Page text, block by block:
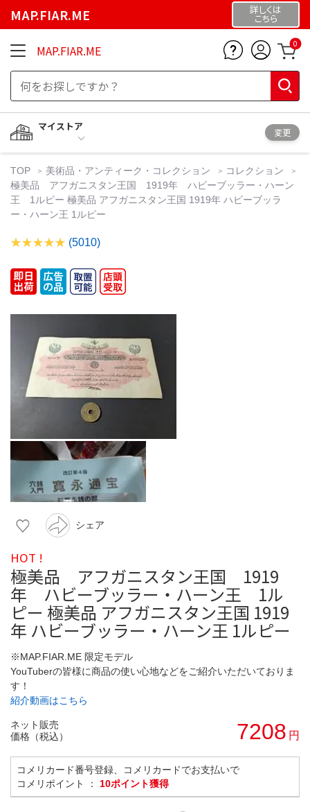
MAP.FIAR.ME 詳しくは
こちら
MAP.FIAR.ME 0
マイストア
変更
TOP 美術品・アンティーク・コレクション
コレクション
極美品 アフガニスタン王国 1919年 ハビーブッラー・ハーン
王 1ルピー 極美品 アフガニスタン王国 1919年 ハビーブッラ
ー・ハーン王 1ルピー
(5010)
シェア
HOT !
極美品 アフガニスタン王国 1919
年 ハビーブッラー・ハーン王 1ル
ピー 極美品 アフガニスタン王国 1919
年 ハビーブッラー・ハーン王 1ルピー
※MAP.FIAR.ME 限定モデル
YouTuberの皆様に商品の使い心地などをご紹介いただいておりま
す！
紹介動画はこちら
ネット販売
価格（税込）
7208 円
コメリカード番号登録、コメリカードでお支払いで
コメリポイント ： 10ポイント獲得